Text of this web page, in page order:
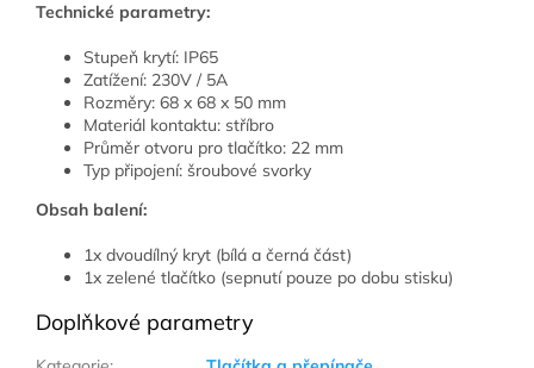
Technické parametry:
Stupeň krytí: IP65
Zatížení: 230V / 5A
Rozměry: 68 x 68 x 50 mm
Materiál kontaktu: stříbro
Průměr otvoru pro tlačítko: 22 mm
Typ připojení: šroubové svorky
Obsah balení:
1x dvoudílný kryt (bílá a černá část)
1x zelené tlačítko (sepnutí pouze po dobu stisku)
Doplňkové parametry